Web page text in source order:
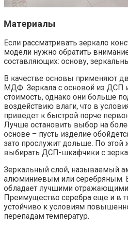
Материалы
Если рассматривать зеркало
модели нужно обратить
составляющих: основу,
В качестве основы применяют
МДФ. Зеркала с основой из
стоимость, однако они больше
воздействию влаги, что в
приведет к быстрой порче
Лучше остановить выбор на
основе – пусть изделие
зато прослужит дольше. По этой
выбирать ДСП-шкафчики с
Зеркальный слой, называемый
алюминиевым или серебряным.
обладает лучшими
Преимущество серебра еще и в
устойчиво к условиям
перепадам температур.